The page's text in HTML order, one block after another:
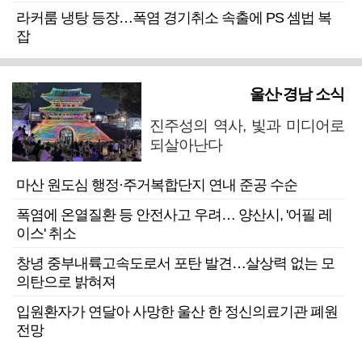
라커룸 냉탕 등장…폭염 경기취소 속출에 PS 셈법 복
잡
울산·경남 소식
진주성의 역사, 빛과 미디어로
되살아난다
마산 원도심 행정·주거복합단지 연내 준공 수순
폭염에 온열질환 등 안전사고 우려… 양산시, '어필 레
이스' 취소
창녕 중부내륙고속도로서 포탄 발견…살상력 없는 모
의탄으로 밝혀져
입원환자가 연달아 사망한 울산 한 정신의료기관 폐원
전망